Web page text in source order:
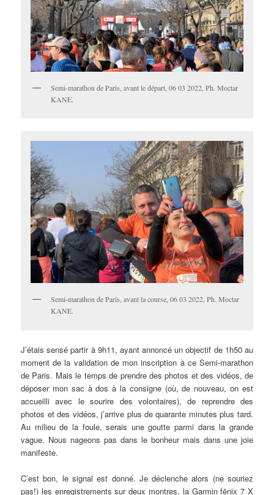
Semi-marathon de Paris, avant le départ, 06 03 2022, Ph. Moctar
KANE.
Semi-marathon de Paris, avant la course, 06 03 2022, Ph. Moctar
KANE.
J’étais sensé partir à 9h11, ayant annoncé un objectif de 1h50 au
moment de la validation de mon inscription à ce Semi-marathon
de Paris. Mais le temps de prendre des photos et des vidéos, de
déposer mon sac à dos à la consigne (où, de nouveau, on est
accueilli avec le sourire des volontaires), de reprendre des
photos et des vidéos, j’arrive plus de quarante minutes plus tard.
Au milieu de la foule, serais une goutte parmi dans la grande
vague. Nous nageons pas dans le bonheur mais dans une joie
manifeste.
C’est bon, le signal est donné. Je déclenche alors (ne souriez
pas!) les enregistrements sur deux montres, la Garmin fēnix 7 X